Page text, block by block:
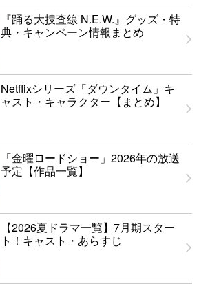
『踊る大捜査線 N.E.W.』グッズ・特
典・キャンペーン情報まとめ
Netflixシリーズ「ダウンタイム」キ
ャスト・キャラクター【まとめ】
「金曜ロードショー」2026年の放送
予定【作品一覧】
【2026夏ドラマ一覧】7月期スター
ト！キャスト・あらすじ